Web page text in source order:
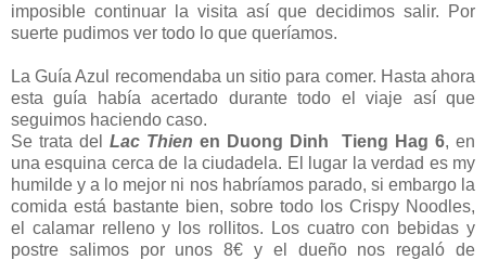
imposible continuar la visita así que decidimos salir. Por
suerte pudimos ver todo lo que queríamos.
La Guía Azul recomendaba un sitio para comer. Hasta ahora
esta guía había acertado durante todo el viaje así que
seguimos haciendo caso.
Se trata del Lac Thien en Duong Dinh Tieng Hag 6, en
una esquina cerca de la ciudadela. El lugar la verdad es my
humilde y a lo mejor ni nos habríamos parado, si embargo la
comida está bastante bien, sobre todo los Crispy Noodles,
el calamar relleno y los rollitos. Los cuatro con bebidas y
postre salimos por unos 8€ y el dueño nos regaló de